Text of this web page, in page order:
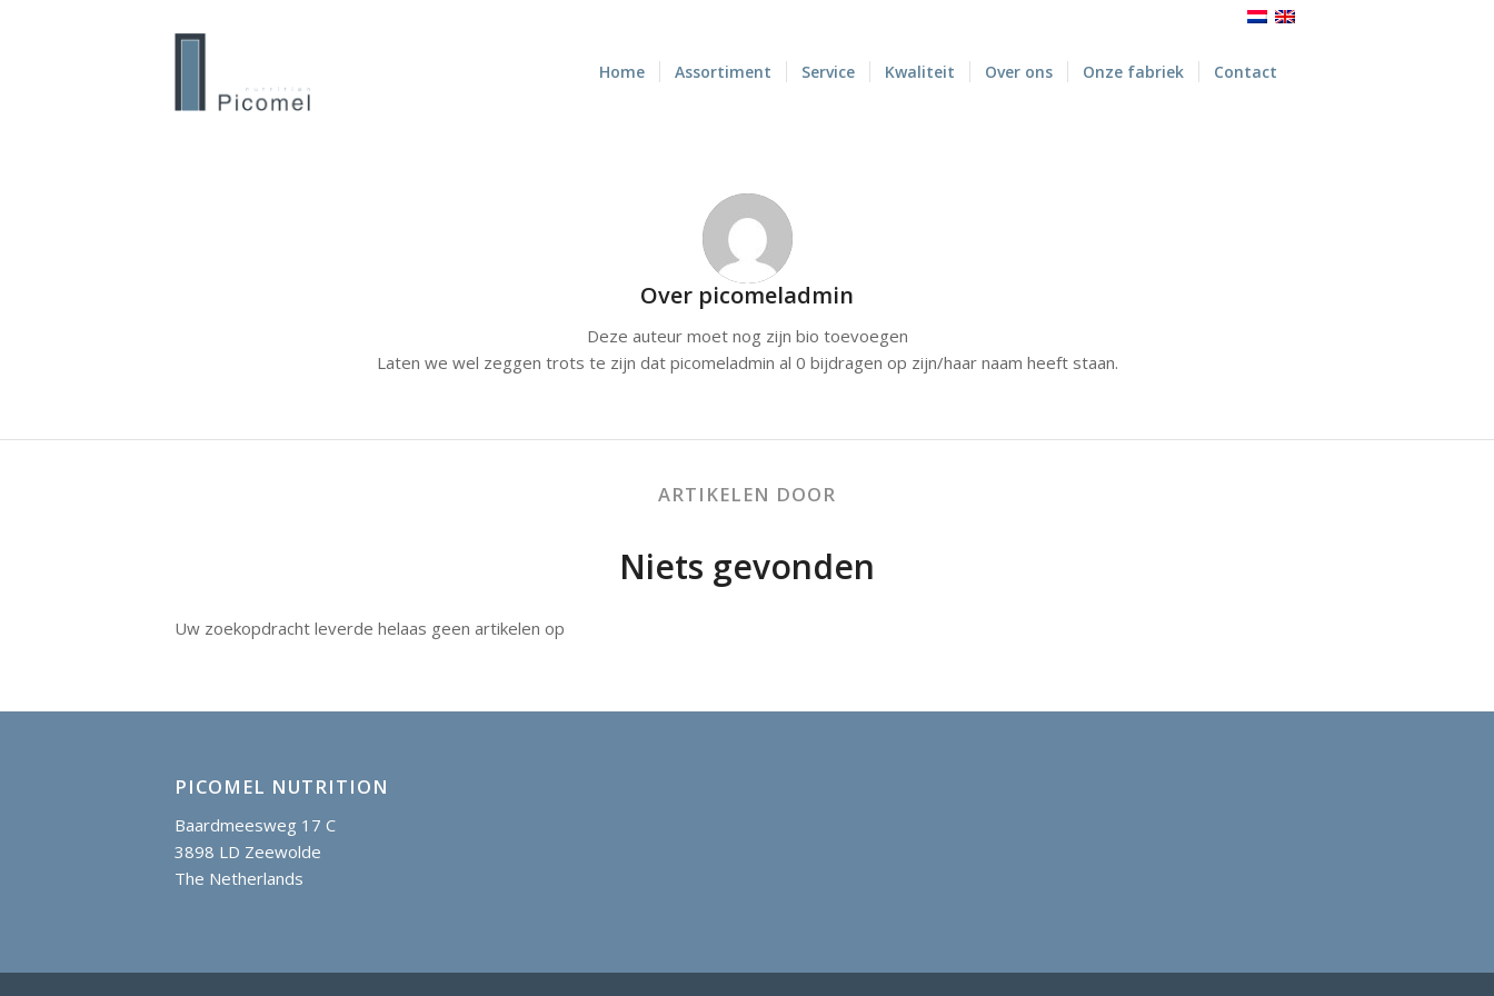
Home Assortiment Service Kwaliteit Over ons Onze fabriek Contact
Over picomeladmin
Deze auteur moet nog zijn bio toevoegen
Laten we wel zeggen trots te zijn dat picomeladmin al 0 bijdragen op zijn/haar naam heeft staan.
ARTIKELEN DOOR
Niets gevonden
Uw zoekopdracht leverde helaas geen artikelen op
PICOMEL NUTRITION
Baardmeesweg 17 C
3898 LD Zeewolde
The Netherlands